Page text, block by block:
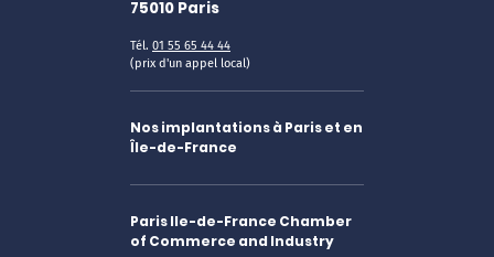
75010 Paris
Tél. 01 55 65 44 44
(prix d'un appel local)
Nos implantations à Paris et en
Île-de-France
Paris Ile-de-France Chamber
of Commerce and Industry